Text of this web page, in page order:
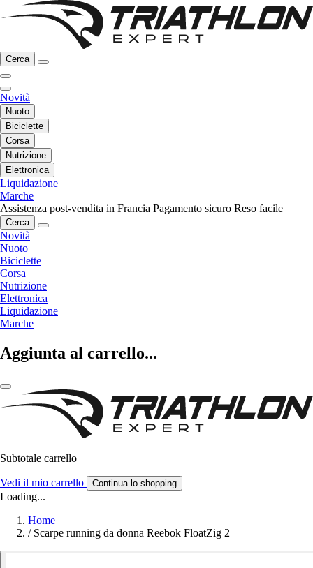
Cerca
Novità
Nuoto
Biciclette
Corsa
Nutrizione
Elettronica
Liquidazione
Marche
Assistenza post-vendita in Francia Pagamento sicuro Reso facile
Cerca
Novità
Nuoto
Biciclette
Corsa
Nutrizione
Elettronica
Liquidazione
Marche
Aggiunta al carrello...
Subtotale carrello
Vedi il mio carrello Continua lo shopping
Loading...
Home
/ Scarpe running da donna Reebok FloatZig 2